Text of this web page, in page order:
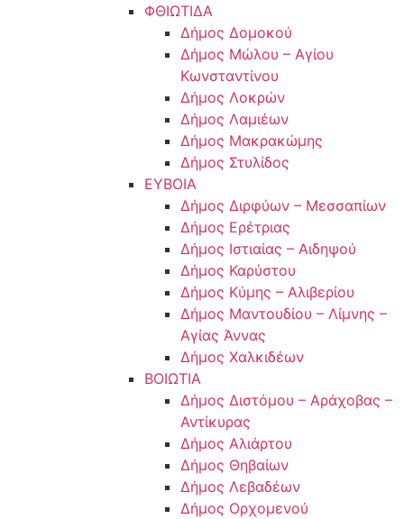
ΦΘΙΩΤΙΔΑ
Δήμος Δομοκού
Δήμος Μώλου – Αγίου
Κωνσταντίνου
Δήμος Λοκρών
Δήμος Λαμιέων
Δήμος Μακρακώμης
Δήμος Στυλίδος
ΕΥΒΟΙΑ
Δήμος Διρφύων – Μεσσαπίων
Δήμος Ερέτριας
Δήμος Ιστιαίας – Αιδηψού
Δήμος Καρύστου
Δήμος Κύμης – Αλιβερίου
Δήμος Μαντουδίου – Λίμνης –
Αγίας Άννας
Δήμος Χαλκιδέων
ΒΟΙΩΤΙΑ
Δήμος Διστόμου – Αράχοβας –
Αντίκυρας
Δήμος Αλιάρτου
Δήμος Θηβαίων
Δήμος Λεβαδέων
Δήμος Ορχομενού